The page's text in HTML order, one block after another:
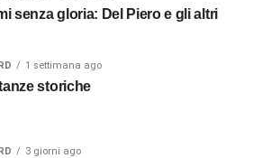
senza gloria: Del Piero e gli altri
1 settimana ago
storiche
3 giorni ago